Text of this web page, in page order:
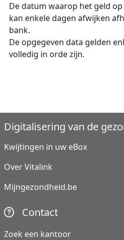
De datum waarop het geld
kan enkele dagen afwijken
bank.
De opgegeven data gelden
volledig in orde zijn.
Digitalisering van de
Kwijtingen in uw eBox
Over Vitalink
Mijngezondheid.be
Contact
Zoek een kantoor